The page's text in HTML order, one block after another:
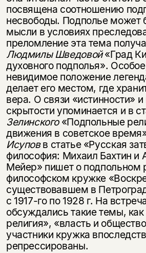
посвящена соотношению
несвободы. Подполье
мысли в условиях
преломление эта тема
Людмилы Шведовой«Град
духовного подполья».
невидимое положение
делает его местом, где
вера. О связи «истинности» и
скрытости упоминается и в
Зелинского«Подпольные
движения в советское
Исуповв статье «Русская
философия: Михаил Бахтин и
Мейер» пишет о подпольном
философском кружке
существовавшем в
с 1917-го по 1928 г. На
обсуждались такие темы,
религия», «власть и
участники кружка
репрессированы.